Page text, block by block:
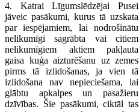
4. Katrai Līgumslēdzējai Pusei
jāveic pasākumi, kurus tā uzskata
par iespējamiem, lai nodrošinātu
nelikumīgi sagrābta vai citiem
nelikumīgiem aktiem pakļauta
gaisa kuģa aizturēšanu uz zemes
pirms tā izlidošanas, ja vien tā
izlidošana nav nepieciešama, lai
glābtu apkalpes un pasažieru
dzīvības. Šie pasākumi, ciktāl tas